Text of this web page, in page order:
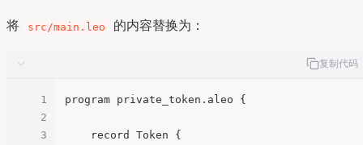
将 src/main.leo 的内容替换为：
复制代码
1
2
3
program private_token.aleo {